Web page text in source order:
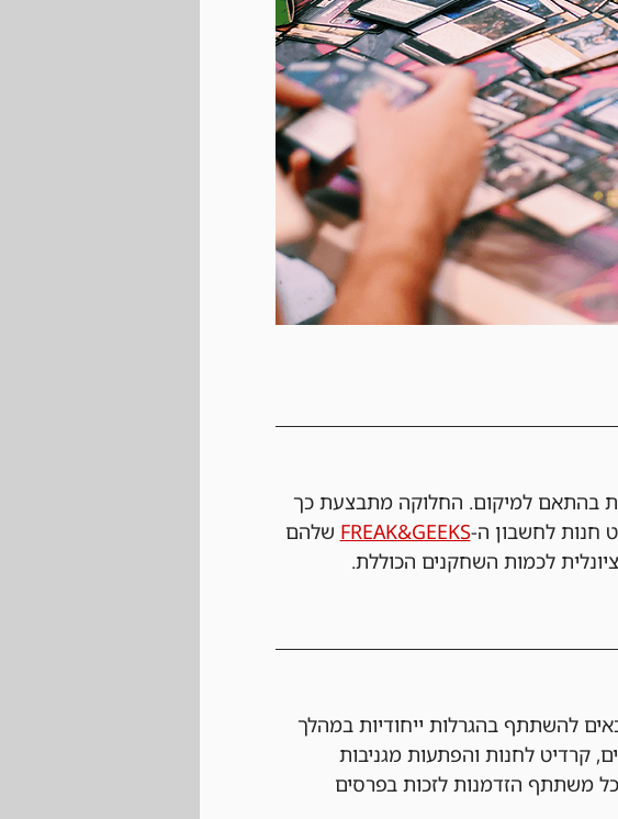
בהתאם למיקום. החלוקה מתבצעת כך
FREAK&GEEKS שלהם
לכמות השחקנים הכוללת.
להשתתף בהגרלות ייחודיות במהלך
קרדיט לחנות והפתעות מגניבות
משתתף הזדמנות לזכות בפרסים